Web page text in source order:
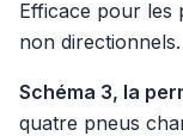
Efficace pour les
non directionnels.
Schéma 3, la
quatre pneus